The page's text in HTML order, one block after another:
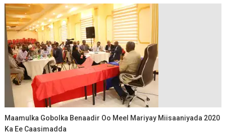
Maamulka Gobolka Benaadir Oo Meel Mariyay Miisaaniyada 2020
Ka Ee Caasimadda